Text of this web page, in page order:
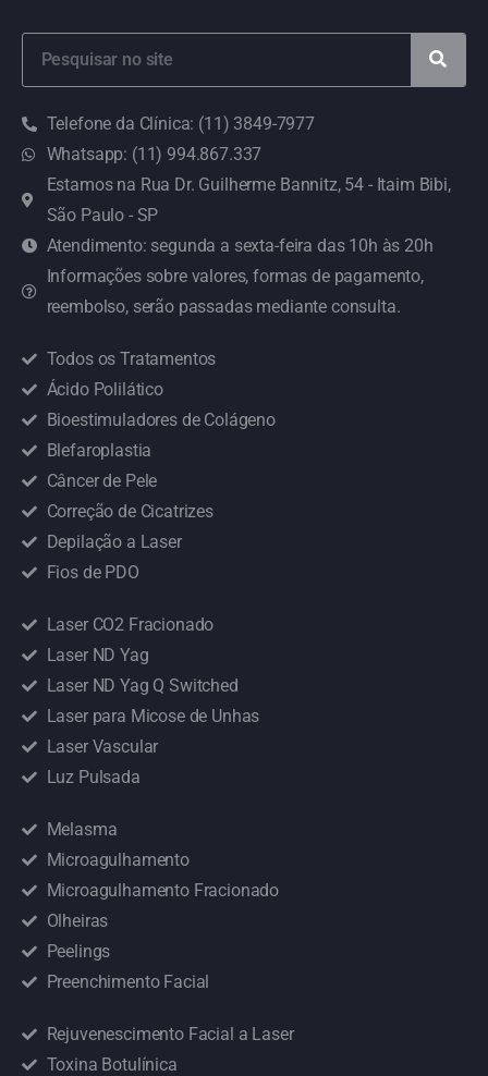
Telefone da Clínica: (11) 3849-7977
Whatsapp: (11) 994.867.337
Estamos na Rua Dr. Guilherme Bannitz, 54 - Itaim Bibi,
São Paulo - SP
Atendimento: segunda a sexta-feira das 10h às 20h
Informações sobre valores, formas de pagamento,
reembolso, serão passadas mediante consulta.
Todos os Tratamentos
Ácido Polilático
Bioestimuladores de Colágeno
Blefaroplastia
Câncer de Pele
Correção de Cicatrizes
Depilação a Laser
Fios de PDO
Laser CO2 Fracionado
Laser ND Yag
Laser ND Yag Q Switched
Laser para Micose de Unhas
Laser Vascular
Luz Pulsada
Melasma
Microagulhamento
Microagulhamento Fracionado
Olheiras
Peelings
Preenchimento Facial
Rejuvenescimento Facial a Laser
Toxina Botulínica